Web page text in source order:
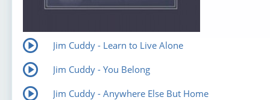
Jim Cuddy - Learn to Live Alone
Jim Cuddy - You Belong
Jim Cuddy - Anywhere Else But Home